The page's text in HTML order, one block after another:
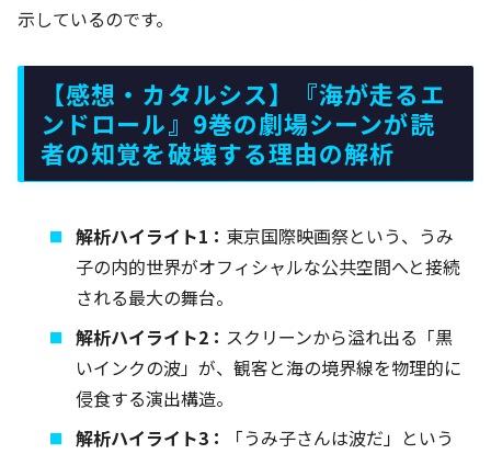
示しているのです。
【感想・カタルシス】『海が走るエ
ンドロール』9巻の劇場シーンが読
者の知覚を破壊する理由の解析
解析ハイライト1： 東京国際映画祭という、うみ
子の内的世界がオフィシャルな公共空間へと接続
される最大の舞台。
解析ハイライト2： スクリーンから溢れ出る「黒
いインクの波」が、観客と海の境界線を物理的に
侵食する演出構造。
解析ハイライト3：
「うみ子さんは波だ」という